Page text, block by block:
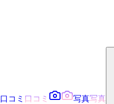
口コミ 口コミ 写真写真